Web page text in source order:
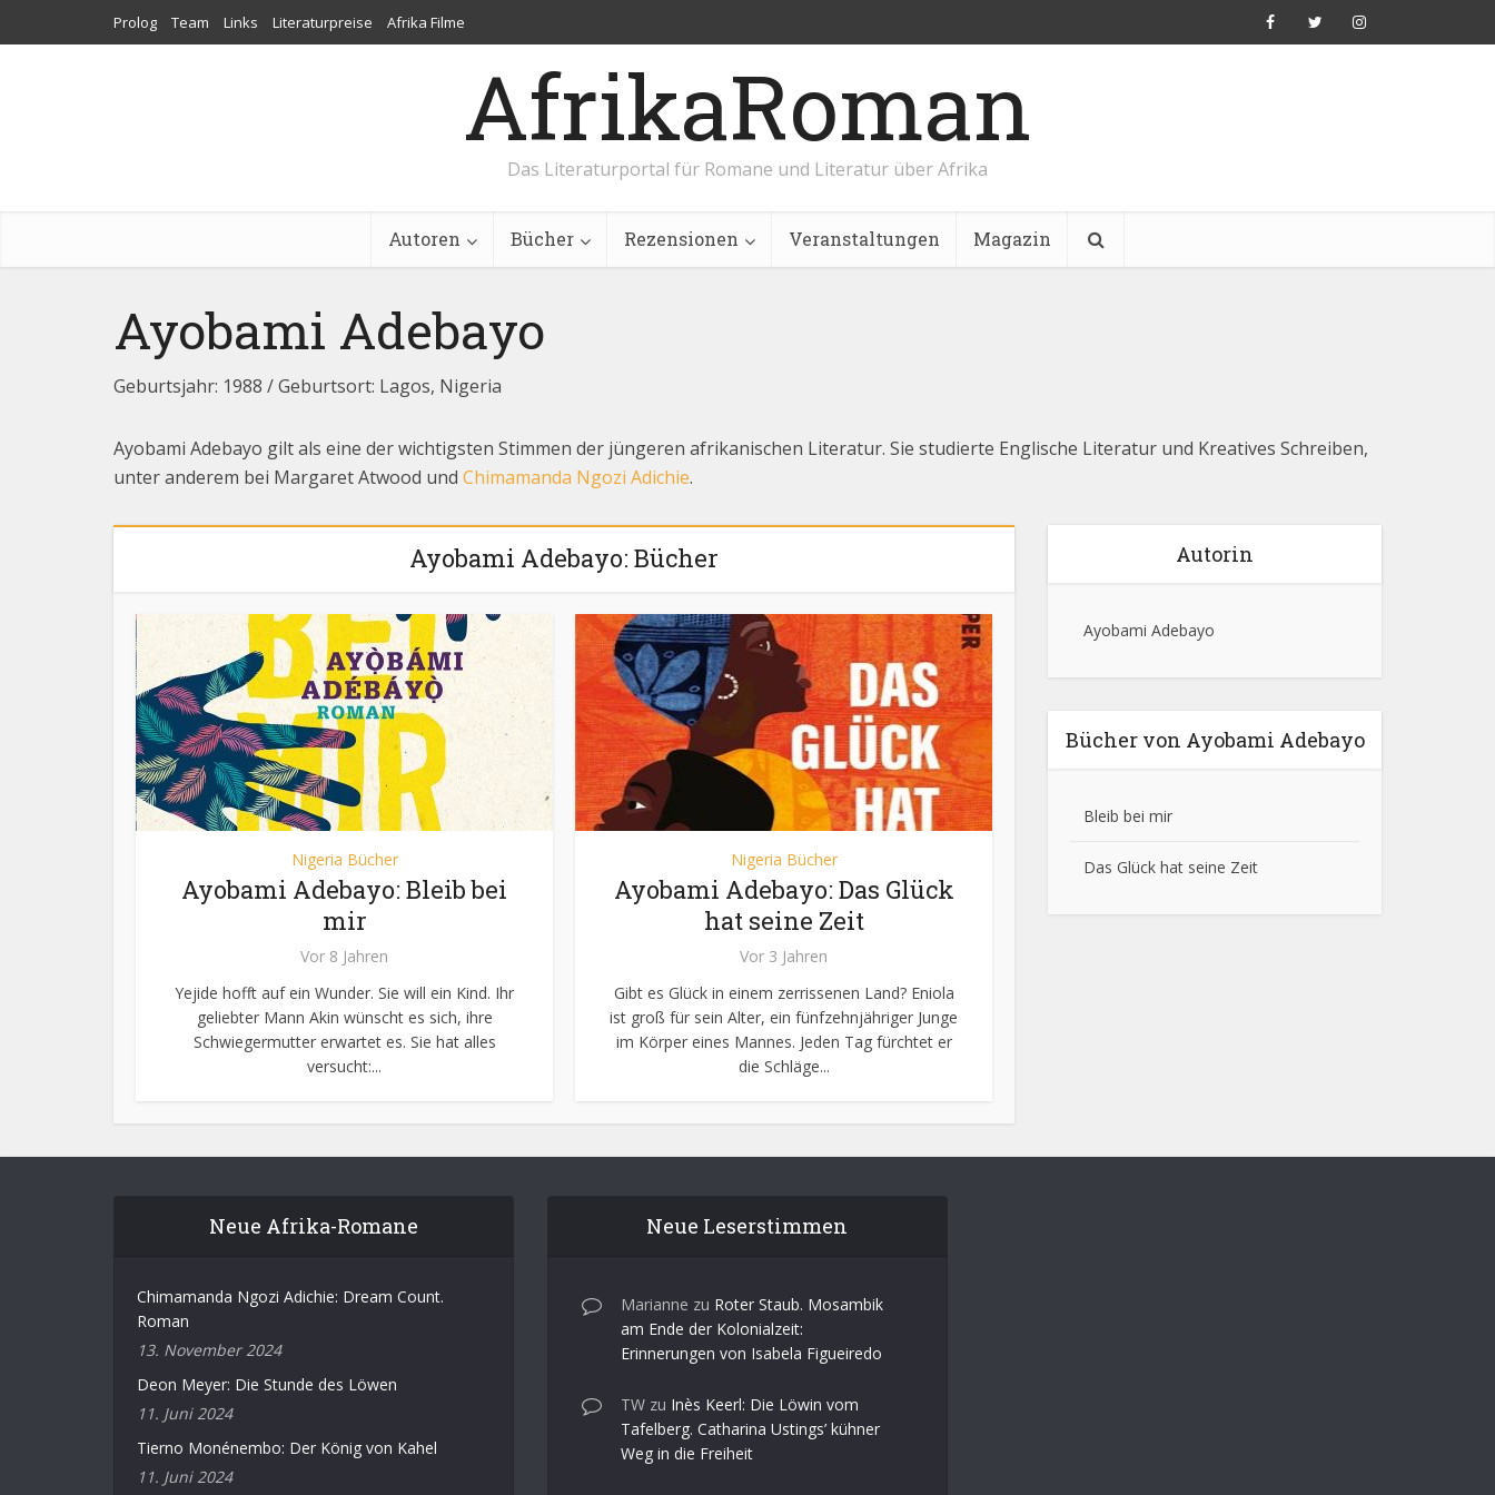
Prolog Team Links Literaturpreise Afrika Filme
AfrikaRoman
Das Literaturportal für Romane und Literatur über Afrika
Autoren Bücher Rezensionen Veranstaltungen Magazin
Ayobami Adebayo
Geburtsjahr: 1988 / Geburtsort: Lagos, Nigeria
Ayobami Adebayo gilt als eine der wichtigsten Stimmen der jüngeren afrikanischen Literatur. Sie studierte Englische Literatur und Kreatives Schreiben,
unter anderem bei Margaret Atwood und Chimamanda Ngozi Adichie.
Ayobami Adebayo: Bücher
Nigeria Bücher
Ayobami Adebayo: Bleib bei
mir
Vor 8 Jahren
Yejide hofft auf ein Wunder. Sie will ein Kind. Ihr
geliebter Mann Akin wünscht es sich, ihre
Schwiegermutter erwartet es. Sie hat alles
versucht:...
Nigeria Bücher
Ayobami Adebayo: Das Glück
hat seine Zeit
Vor 3 Jahren
Gibt es Glück in einem zerrissenen Land? Eniola
ist groß für sein Alter, ein fünfzehnjähriger Junge
im Körper eines Mannes. Jeden Tag fürchtet er
die Schläge...
Autorin
Ayobami Adebayo
Bücher von Ayobami Adebayo
Bleib bei mir
Das Glück hat seine Zeit
Neue Afrika-Romane
Chimamanda Ngozi Adichie: Dream Count.
Roman
13. November 2024
Deon Meyer: Die Stunde des Löwen
11. Juni 2024
Tierno Monénembo: Der König von Kahel
11. Juni 2024
Neue Leserstimmen
Marianne zu Roter Staub. Mosambik
am Ende der Kolonialzeit:
Erinnerungen von Isabela Figueiredo
TWzu Inès Keerl: Die Löwin vom
Tafelberg. Catharina Ustings’ kühner
Weg in die Freiheit